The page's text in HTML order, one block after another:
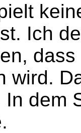
Ich
wird.
In dem